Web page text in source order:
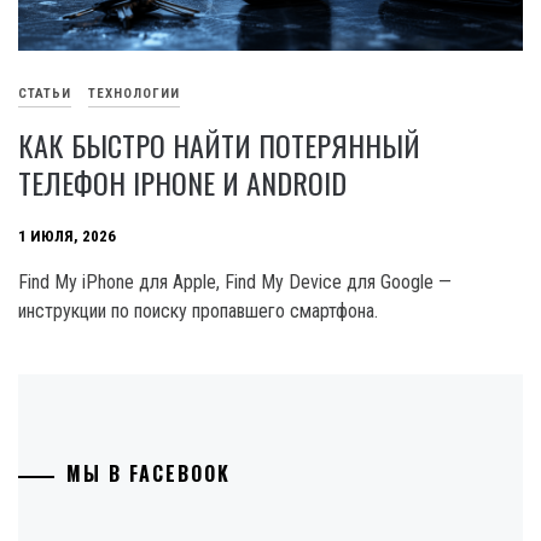
СТАТЬИ ТЕХНОЛОГИИ
КАК БЫСТРО НАЙТИ ПОТЕРЯННЫЙ
ТЕЛЕФОН IPHONE И ANDROID
1 ИЮЛЯ, 2026
Find My iPhone для Apple, Find My Device для Google —
инструкции по поиску пропавшего смартфона.
МЫ В FACEBOOK